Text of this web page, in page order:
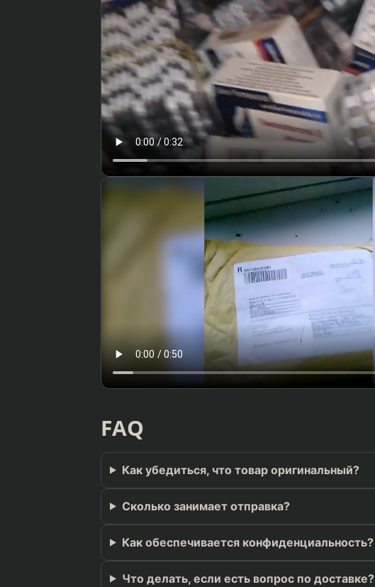
FAQ
Как убедиться, что товар оригинальный?
Сколько занимает отправка?
Как обеспечивается конфиденциальность?
Что делать, если есть вопрос по доставке?